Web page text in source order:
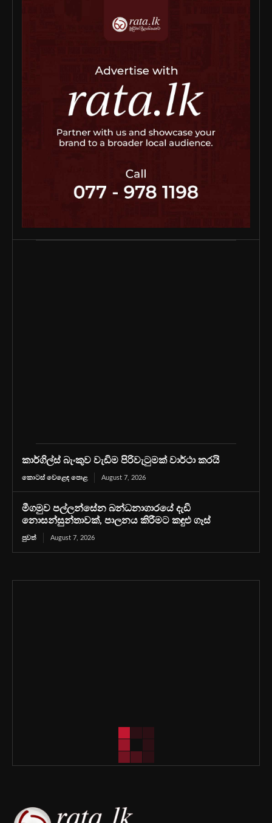
කාර්ගිල්ස් බැංකුව වැඩිම පිරිවැටුමක් වාර්ථා කරයි
කොටස් වෙළෙඳ පොළ August 7, 2026
මීගමුව පල්ලන්සේන බන්ධනාගාරයේ දැඩි
නොසන්සුන්තාවක්, පාලනය කිරීමට කඳුළු ගෑස්
පුවත් August 7, 2026